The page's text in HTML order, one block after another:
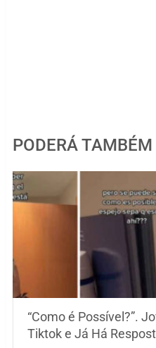
PODERÁ
“Como é Possível?”.
Tiktok e Já Há